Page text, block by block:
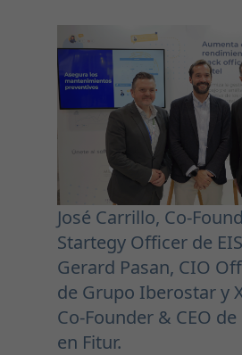
José Carrillo, Co-
Startegy Officer de
Gerard Pasan, CIO
de Grupo Iberostar y
Co-Founder & CEO de
en Fitur.